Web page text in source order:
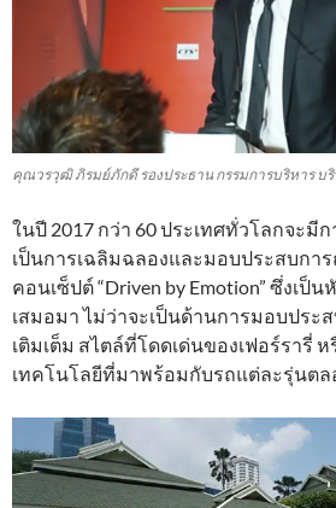
คุณวรวุฒิ ภิรมย์ภักดี รองประธาน กรรมการบริหาร บ
ในปี 2017 กว่า 60 ประเทศทั่วโลกจะมี
เป็นการเฉลิมฉลองและมอบประสบกา
คอนเซ็ปต์ “Driven by Emotion” ซึ่งเป็
เสมอมา ไม่ว่าจะเป็นด้านการมอบประ
เติมเต็ม สไตล์ที่โดดเด่นของเฟอร์รารี่
เทคโนโลยีที่มาพร้อมกับรถแต่ละรุ่นตล